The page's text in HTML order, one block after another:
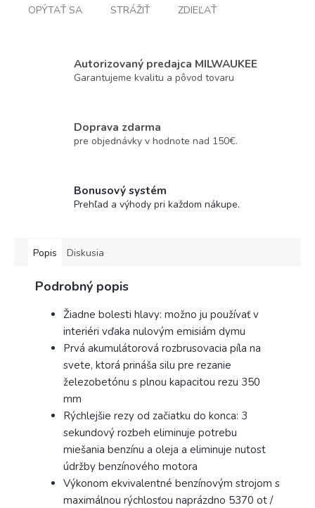
OPÝTAŤ SA STRÁŽIŤ ZDIEĽAŤ
Autorizovaný predajca MILWAUKEE
Garantujeme kvalitu a pôvod tovaru
Doprava zdarma
pre objednávky v hodnote nad 150€.
Bonusový systém
Prehľad a výhody pri každom nákupe.
Popis Diskusia
Podrobný popis
Žiadne bolesti hlavy: možno ju používať v
interiéri vďaka nulovým emisiám dymu
Prvá akumulátorová rozbrusovacia píla na
svete, ktorá prináša silu pre rezanie
železobetónu s plnou kapacitou rezu 350
mm
Rýchlejšie rezy od začiatku do konca: 3
sekundový rozbeh eliminuje potrebu
miešania benzínu a oleja a eliminuje nutost
údržby benzínového motora
Výkonom ekvivalentné benzínovým strojom s
maximálnou rýchlosťou naprázdno 5370 ot /